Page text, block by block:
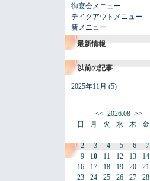
御宴会メニュー
テイクアウトメニュー
新メニュー
最新情報
以前の記事
2025年11月 (5)
<<2026.08 >>
日
2
9
16
23
月
3
10
17
24
火
4
11
18
25
水
5
12
19
26
木
6
13
20
27
金
7
14
21
28